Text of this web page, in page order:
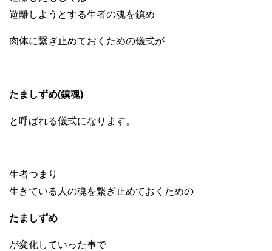
遊離しようとする生者の魂を鎮め
肉体に繋ぎ止めておくための儀式が
たましずめ(鎮魂)
と呼ばれる儀式になります。
生者つまり
生きている人の魂を繋ぎ止めておくための
たましずめ
が変化していった事で